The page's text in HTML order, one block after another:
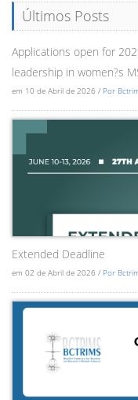
Últimos Posts
Applications open for
leadership in women?s
em 10 de Abril de 2026 / Por
Extended Deadline
em 02 de Abril de 2026 / Por